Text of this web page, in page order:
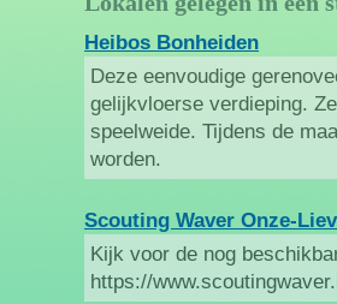
Heibos Bonheiden
Deze eenvoudige
gelijkvloerse verdieping.
speelweide. Tijdens de
worden.
Scouting Waver Onze-
Kijk voor de nog
https://